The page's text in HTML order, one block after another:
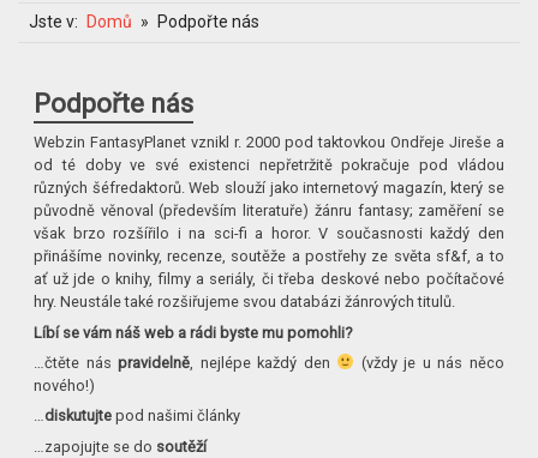
Jste v: Domů Podpořte nás
Podpořte nás
Webzin FantasyPlanet vznikl r. 2000 pod taktovkou Ondřeje Jireše a
od té doby ve své existenci nepřetržitě pokračuje pod vládou
různých šéfredaktorů. Web slouží jako internetový magazín, který se
původně věnoval (především literatuře) žánru fantasy; zaměření se
však brzo rozšířilo i na sci-fi a horor. V současnosti každý den
přinášíme novinky, recenze, soutěže a postřehy ze světa sf&f, a to
ať už jde o knihy, filmy a seriály, či třeba deskové nebo počítačové
hry. Neustále také rozšiřujeme svou databázi žánrových titulů.
Líbí se vám náš web a rádi byste mu pomohli?
…čtěte náspravidelně , nejlépe každý den
(vždy je u nás něco
nového!)
…diskutujte pod našimi články
…zapojujte se do soutěží